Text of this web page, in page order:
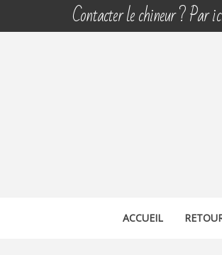
Contacter le chineur ? Par
ACCUEIL